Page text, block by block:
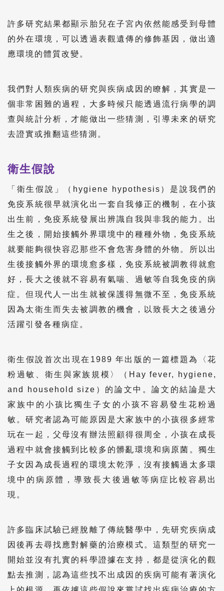
許多研究結果都顯示胎兒在子宮內依然能感受到母體
的外在環境，可以透過表觀遺傳的修飾基因，做出適
應環境的體質改變。
我們對人類疾病的研究與疾病成因的瞭解，其實是一
個非常困難的過程，大多時候只能透過流行病學的調
查與統計分析，才能做出一些猜測，引導未來的研究
去證實或推翻這些猜測。
衛生假說
「衛生假說」（hygiene hypothesis）是說我們的
免疫系統很早就演化出一套自我修正的機制，在小孩
出生前，免疫系統發展出辨識自我與非我的能力。出
生之後，開始接觸外界環境中的種種外物，免疫系統
就要能夠很快容忍那些不會危害身體的外物。所以出
生後接觸外界的環境愈多樣，免疫系統被調教得就愈
好，長大之後就不容易有氣喘、過敏等自我免疫的病
症。但現代人一出生就被保護得無微不至，免疫系統
因為太衛生而失去被調教的機會，以致長大之後過分
活躍引發各種病症。
衛生假說首次出現在1989 年出版的一篇標題為〈花
粉過敏、衛生與家族規模〉（Hay fever, hygiene,
and household size）的論文中。論文的結論是大
家族中的小孩比獨生子女的小孩不容易發生花粉過
敏。研究者認為可能原因是大家族中的小孩很多經常
玩在一起，父母沒有辦法照顧得很周全，小孩在成長
過程中就會接觸到比較多的髒亂環境和病原菌。獨生
子女因為成長過程的環境太乾淨，沒有接觸過太多環
境中的病原體，導致長大後過敏等病症比較容易出
現。
許多臨床試驗已經脫離了傳統醫學中，先研究疾病成
因後再去尋找應對解藥的治療模式。這類型的研究一
開始並沒有扎實的科學證據在支持，都是從演化的觀
點去推測，認為這些找不出成因的疾病可能有著演化